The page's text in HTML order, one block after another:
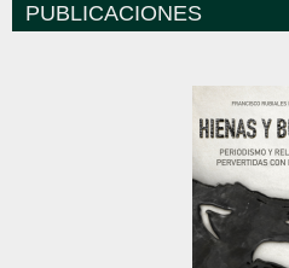
PUBLICACIONES